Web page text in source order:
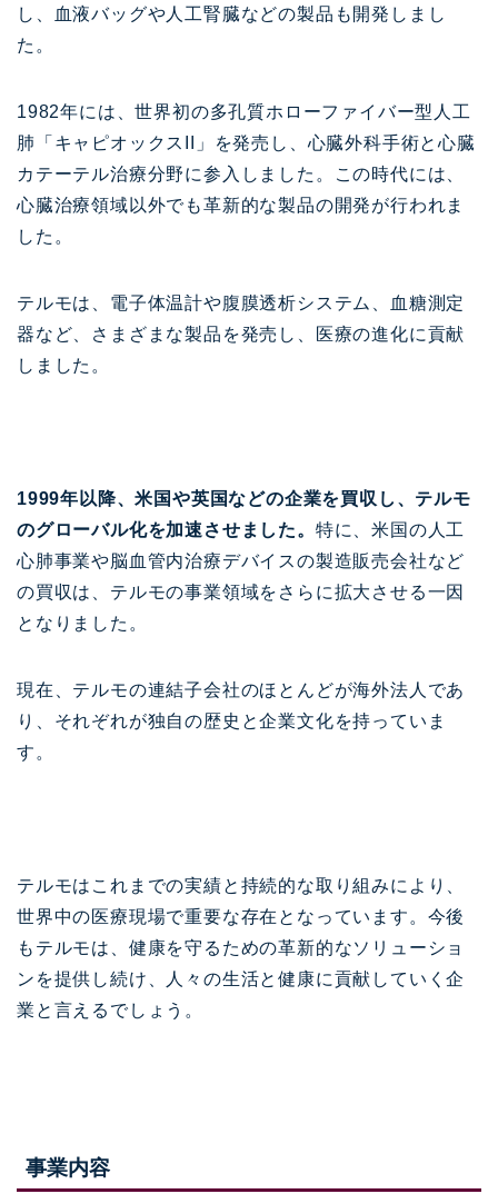
し、血液バッグや人工腎臓などの製品も開発しまし
た。
1982年には、世界初の多孔質ホローファイバー型人工
肺「キャピオックスII」を発売し、心臓外科手術と心臓
カテーテル治療分野に参入しました。この時代には、
心臓治療領域以外でも革新的な製品の開発が行われま
した。
テルモは、電子体温計や腹膜透析システム、血糖測定
器など、さまざまな製品を発売し、医療の進化に貢献
しました。
1999年以降、米国や英国などの企業を買収し、テルモ
のグローバル化を加速させました。 特に、米国の人工
心肺事業や脳血管内治療デバイスの製造販売会社など
の買収は、テルモの事業領域をさらに拡大させる一因
となりました。
現在、テルモの連結子会社のほとんどが海外法人であ
り、それぞれが独自の歴史と企業文化を持っていま
す。
テルモはこれまでの実績と持続的な取り組みにより、
世界中の医療現場で重要な存在となっています。今後
もテルモは、健康を守るための革新的なソリューショ
ンを提供し続け、人々の生活と健康に貢献していく企
業と言えるでしょう。
事業内容